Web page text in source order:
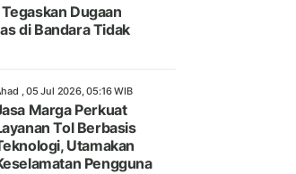
Dugaan
di Bandara Tidak
, 05 Jul 2026, 05:16 WIB
Marga Perkuat
Tol Berbasis
Utamakan
Pengguna